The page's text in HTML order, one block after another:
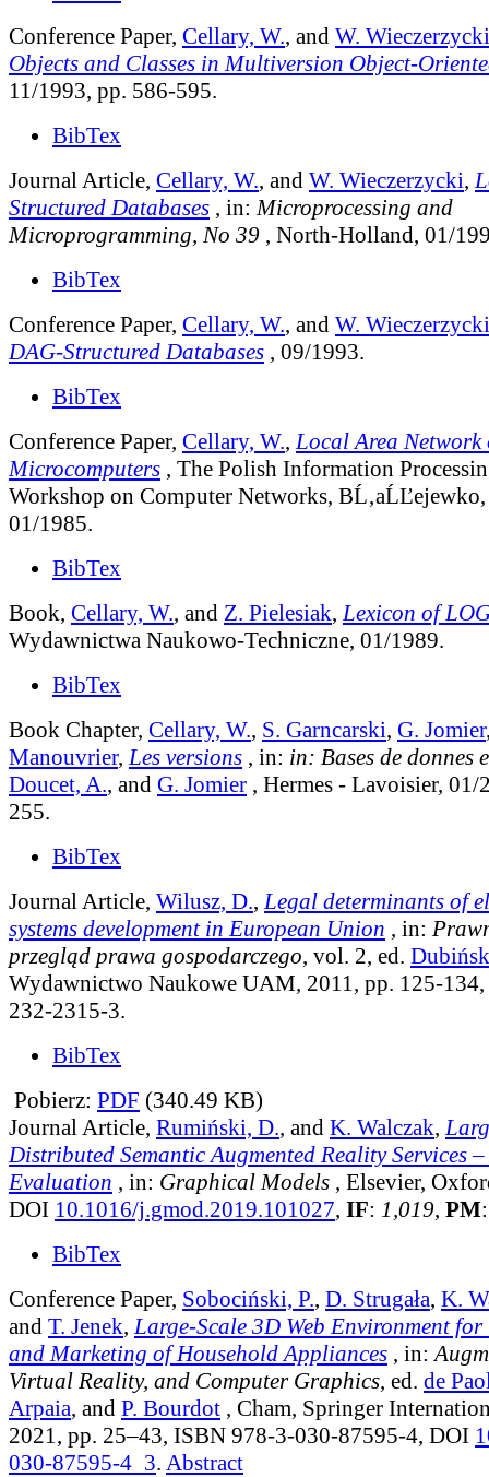
Conference Paper, Cellary, W., and W. Wieczerzycki
Objects and Classes in Multiversion Object-
11/1993, pp. 586-595.
BibTex
Journal Article, Cellary, W., and W. Wieczerzycki,
Structured Databases , in: Microprocessing and
Microprogramming, No 39 , North-Holland, 01/
BibTex
Conference Paper, Cellary, W., and W. Wieczerzycki
DAG-Structured Databases , 09/1993.
BibTex
Conference Paper, Cellary, W., Local Area
Microcomputers , The Polish Information
Workshop on Computer Networks,
01/1985.
BibTex
Book, Cellary, W., and Z. Pielesiak, Lexicon of
Wydawnictwa Naukowo-Techniczne, 01/1989.
BibTex
Book Chapter, Cellary, W., S. Garncarski, G. Jomier
Manouvrier, Les versions , in: in: Bases de donnes
Doucet, A., and G. Jomier , Hermes - Lavoisier,
255.
BibTex
Journal Article, Wilusz, D., Legal determinants of
systems development in European Union , in:
przegląd prawa gospodarczego, vol. 2, ed.
Wydawnictwo Naukowe UAM, 2011, pp. 125-
232-2315-3.
BibTex
Pobierz: PDF (340.49 KB)
Journal Article, Rumiński, D., and K. Walczak,
Distributed Semantic Augmented Reality Services
Evaluation , in: Graphical Models , Elsevier,
DOI 10.1016/j.gmod.2019.101027, IF: 1,019, PM
BibTex
Conference Paper, Sobociński, P., D. Strugała, K.
and T. Jenek, Large-Scale 3D Web Environment
and Marketing of Household Appliances , in:
Virtual Reality, and Computer Graphics, ed. de
Arpaia, and P. Bourdot , Cham, Springer
2021, pp. 25–43, ISBN 978-3-030-87595-4, DOI
030-87595-4_3. Abstract